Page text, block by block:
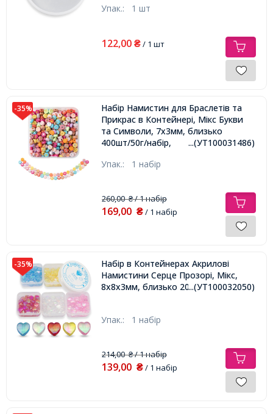
Упак.: 1 шт
122,00 ₴/ 1 шт
-35%
Набір Намистин для Браслетів та
Прикрас в Контейнері, Мікс Букви
та Символи, 7х3мм, близько
400шт/50г/набір,
...(УТ100031486)
Упак.: 1 набір
260,00₴/ 1 набір
169,00 ₴/ 1 набір
-35%
Набір в Контейнерах Акрилові
Намистини Серце Прозорі, Мікс,
8х8х3мм, близько 200шт/упак,
...(УТ100032050)
Упак.: 1 набір
214,00₴/ 1 набір
139,00 ₴/ 1 набір